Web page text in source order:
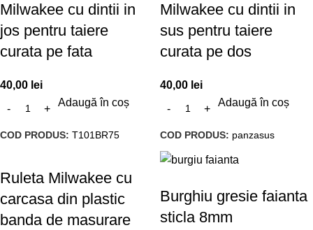
Milwakee cu dintii in
jos pentru taiere
curata pe fata
40,00 lei
Adaugă în coș
COD PRODUS: T101BR75
Milwakee cu dintii in
sus pentru taiere
curata pe dos
40,00 lei
Adaugă în coș
COD PRODUS: panzasus
Ruleta Milwakee cu
carcasa din plastic
banda de masurare
Burghiu gresie faianta
sticla 8mm